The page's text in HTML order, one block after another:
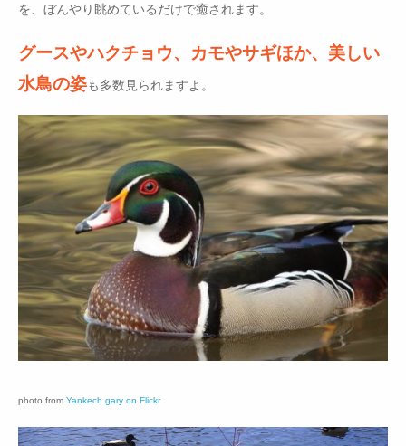
を、ぼんやり眺めているだけで癒されます。
グースやハクチョウ、カモやサギほか、美しい
水鳥の姿も多数見られますよ。
photo from Yankech gary on Flickr